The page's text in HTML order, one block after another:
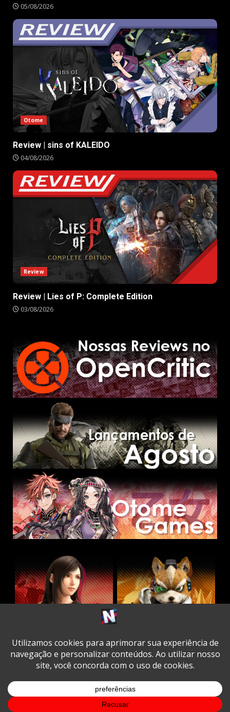
05/08/2026
Otome
Review | sins of KALEIDO
04/08/2026
Review
Review | Lies of P: Complete Edition
03/08/2026
TwitterFacebook
Instagram
YoutubeSpotifyCookie
Policy
Copyright © All rights reserved.